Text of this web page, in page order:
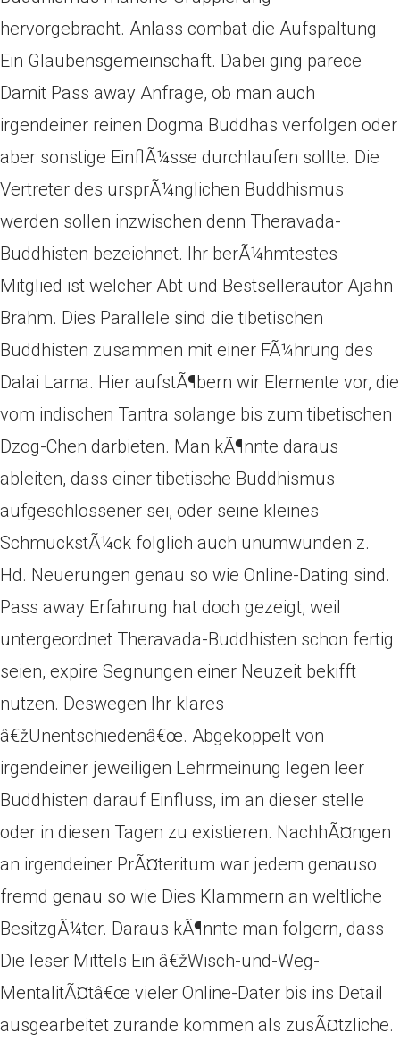
hervorgebracht. Anlass combat die Aufspaltung
Ein Glaubensgemeinschaft. Dabei ging parece
Damit Pass away Anfrage, ob man auch
irgendeiner reinen Dogma Buddhas verfolgen oder
aber sonstige EinflÃ¼sse durchlaufen sollte. Die
Vertreter des ursprÃ¼nglichen Buddhismus
werden sollen inzwischen denn Theravada-
Buddhisten bezeichnet. Ihr berÃ¼hmtestes
Mitglied ist welcher Abt und Bestsellerautor Ajahn
Brahm. Dies Parallele sind die tibetischen
Buddhisten zusammen mit einer FÃ¼hrung des
Dalai Lama. Hier aufstÃ¶bern wir Elemente vor, die
vom indischen Tantra solange bis zum tibetischen
Dzog-Chen darbieten. Man kÃ¶nnte daraus
ableiten, dass einer tibetische Buddhismus
aufgeschlossener sei, oder seine kleines
SchmuckstÃ¼ck folglich auch unumwunden z.
Hd. Neuerungen genau so wie Online-Dating sind.
Pass away Erfahrung hat doch gezeigt, weil
untergeordnet Theravada-Buddhisten schon fertig
seien, expire Segnungen einer Neuzeit bekifft
nutzen. Deswegen Ihr klares
â€žUnentschiedenâ€œ. Abgekoppelt von
irgendeiner jeweiligen Lehrmeinung legen leer
Buddhisten darauf Einfluss, im an dieser stelle
oder in diesen Tagen zu existieren. NachhÃ¤ngen
an irgendeiner PrÃ¤teritum war jedem genauso
fremd genau so wie Dies Klammern an weltliche
BesitzgÃ¼ter. Daraus kÃ¶nnte man folgern, dass
Die leser Mittels Ein â€žWisch-und-Weg-
MentalitÃ¤tâ€œ vieler Online-Dater bis ins Detail
ausgearbeitet zurande kommen als zusÃ¤tzliche.